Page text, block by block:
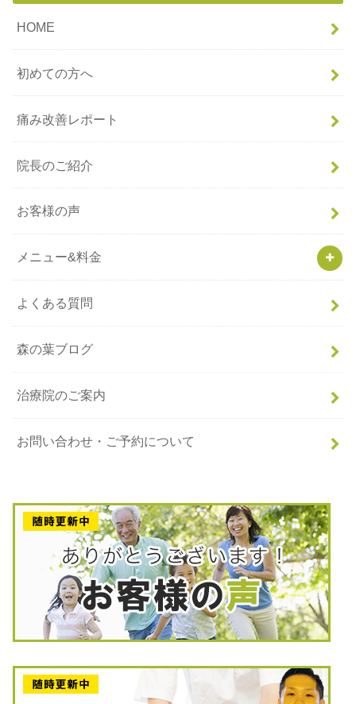
HOME
初めての方へ
痛み改善レポート
院長のご紹介
お客様の声
メニュー&料金
よくある質問
森の葉ブログ
治療院のご案内
お問い合わせ・ご予約について